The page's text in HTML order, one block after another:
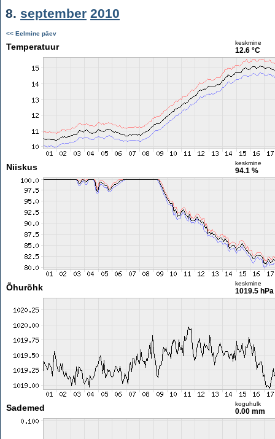
8. september 2010
<< Eelmine päev
Temperatuur keskmine
12.6 °C
Niiskus keskmine
94.1 %
Õhurõhk keskmine
1019.5 hPa
Sademed koguhulk
0.00 mm